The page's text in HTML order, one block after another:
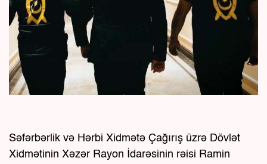
Səfərbərlik və Hərbi Xidmətə Çağırış üzrə Dövlət
Xidmətinin Xəzər Rayon İdarəsinin rəisi Ramin